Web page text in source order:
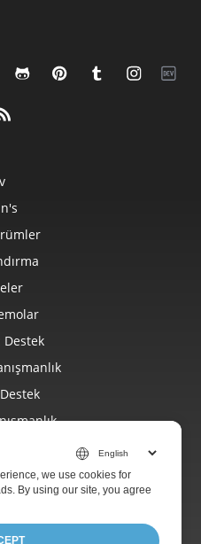
Destek
we use cookies for
By using our site, you agree